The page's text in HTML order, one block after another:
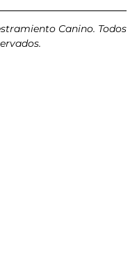
Canino. Todos